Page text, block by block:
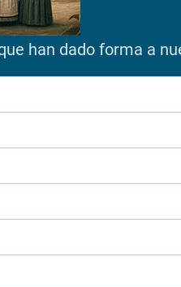
han dado forma a